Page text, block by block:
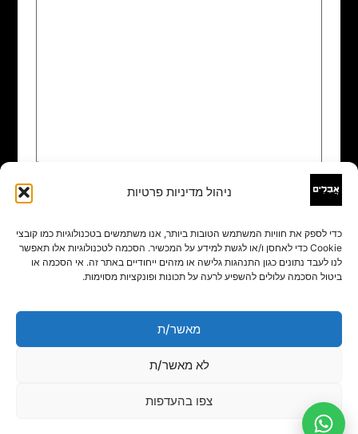
ניהול מדיניות פרטיות
כדי לספק את חוויות המשתמש הטובות ביותר, אנו משתמשים בטכנולוגיות כמו קובצי
Cookie כדי לאחסן ו/או לגשת למידע על המכשיר. הסכמה לטכנולוגיות אלו תאפשר
לנו לעבד נתונים כגון התנהגות גלישה או מזהים ייחודיים באתר זה. אי הסכמה או
ביטול הסכמה עלולים להשפיע לרעה על תכונות ופונקציות מסוימות.
מאשר/ת
לא מאשר/ת
צפו בהעדפות
שם
אימייל*